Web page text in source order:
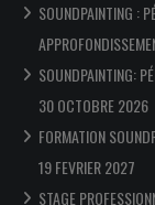
SOUNDPAINTING :
SOUNDPAINTING:
30 OCTOBRE 2026
FORMATION
19 FEVRIER 2027
STAGE